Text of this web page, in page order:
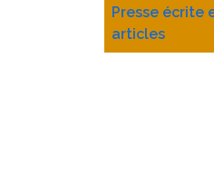
Presse écrite
articles